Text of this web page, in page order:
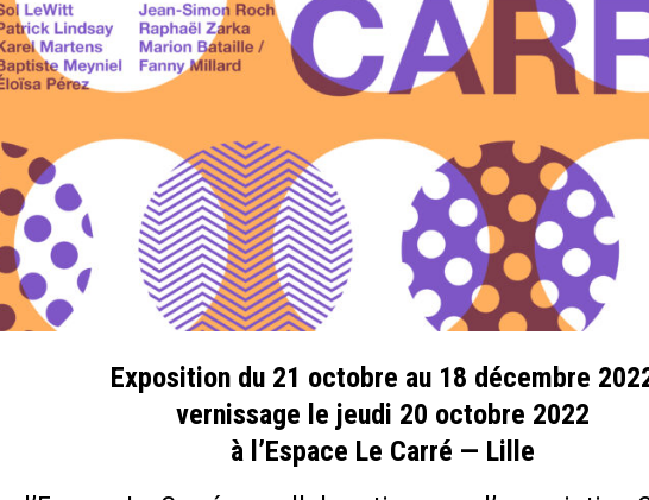
Exposition du 21 octobre au 18 décembre
vernissage le jeudi 20 octobre 2022
à l’Espace Le Carré — Lille